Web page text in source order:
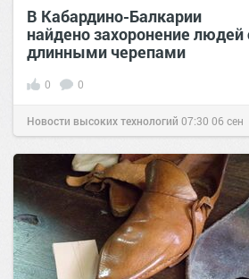
В Кабардино-Балкарии
найдено захоронение людей
длинными черепами
0 0
Новости высоких технологий 07:30 06 сен
2016